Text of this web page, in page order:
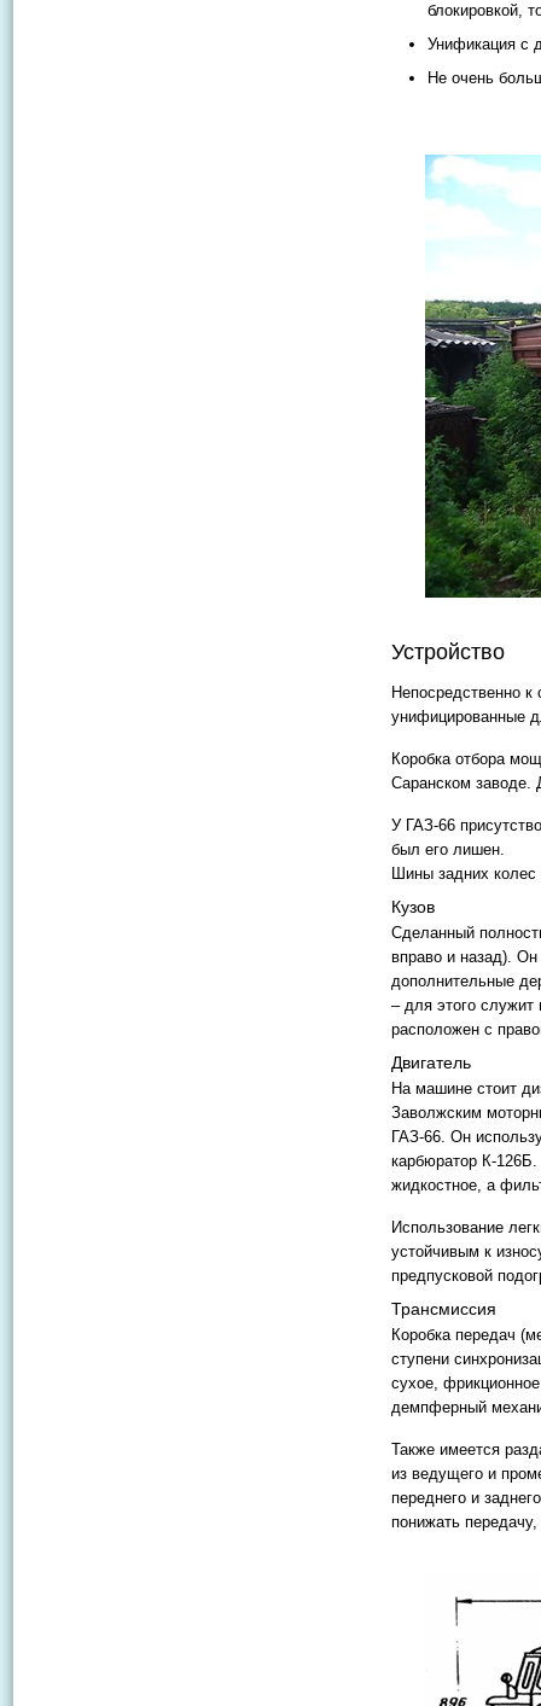
блокировкой,
Унификация с
Не очень
Устройство
Непосредственно
унифицированные
Коробка отбора
Саранском заводе.
У ГАЗ-66
был его лишен.
Шины задних колес
Кузов
Сделанный
вправо и назад).
дополнительные
– для этого
расположен с
Двигатель
На машине стоит
Заволжским
ГАЗ-66. Он
карбюратор К-126Б.
жидкостное, а
Использование
устойчивым к
предпусковой
Трансмиссия
Коробка передач
ступени
сухое,
демпферный
Также имеется
из ведущего и
переднего и
понижать